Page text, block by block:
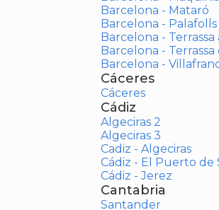
Barcelona - Mataró
Barcelona - Palafolls
Barcelona - Terrassa
Barcelona -
Barcelona -
Cáceres
Cáceres
Cádiz
Algeciras 2
Algeciras 3
Cadiz - Algeciras
Cádiz - El Puerto de
Cádiz - Jerez
Cantabria
Santander